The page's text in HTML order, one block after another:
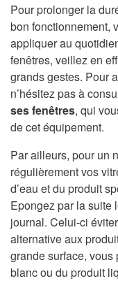
Pour prolonger la
bon fonctionnement,
appliquer au
fenêtres, veillez en
grands gestes. Pour
n’hésitez pas à
ses fenêtres, qui
de cet équipement.
Par ailleurs, pour un
régulièrement vos
d’eau et du produit
Epongez par la suite
journal. Celui-ci
alternative aux
grande surface,
blanc ou du produit